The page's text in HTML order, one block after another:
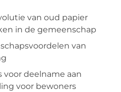
van oud papier
in de gemeenschap
van
voor deelname aan
voor bewoners